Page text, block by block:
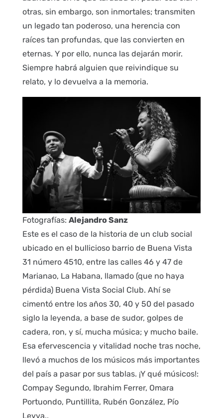
otras, sin embargo, son inmortales; transmiten
un legado tan poderoso, una herencia con
raíces tan profundas, que las convierten en
eternas. Y por ello, nunca las dejarán morir.
Siempre habrá alguien que reivindique su
relato, y lo devuelva a la memoria.
Fotografías: Alejandro Sanz
Este es el caso de la historia de un club social
ubicado en el bullicioso barrio de Buena Vista
31 número 4510, entre las calles 46 y 47 de
Marianao, La Habana, llamado (que no haya
pérdida) Buena Vista Social Club. Ahí se
cimentó entre los años 30, 40 y 50 del pasado
siglo la leyenda, a base de sudor, golpes de
cadera, ron, y sí, mucha música; y mucho baile.
Esa efervescencia y vitalidad noche tras noche,
llevó a muchos de los músicos más importantes
del país a pasar por sus tablas. ¡Y qué músicos!:
Compay Segundo, Ibrahim Ferrer, Omara
Portuondo, Puntillita, Rubén González, Pío
Leyva..